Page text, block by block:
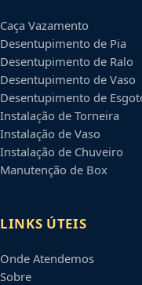
Caça Vazamento
Desentupimento de Pia
Desentupimento de Ralo
Desentupimento de Vaso
Desentupimento de
Instalação de Torneira
Instalação de Vaso
Instalação de Chuveiro
Manutenção de Box
LINKS ÚTEIS
Onde Atendemos
Sobre